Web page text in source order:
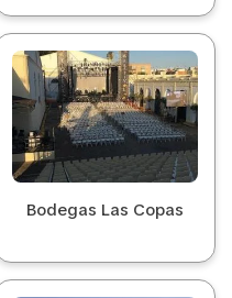
Bodegas Las Copas